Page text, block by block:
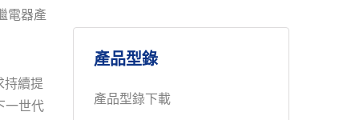
電器產
持續提
一世代
產品型錄
產品型錄下載